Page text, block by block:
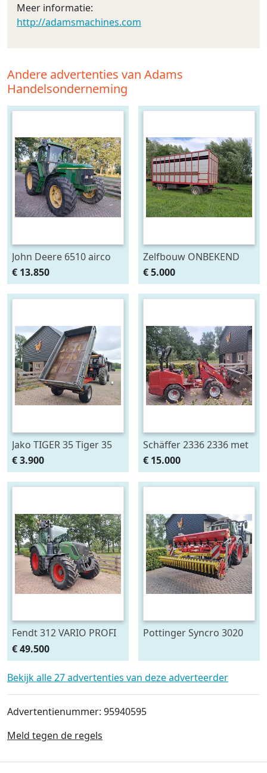
Meer informatie:
http://adamsmachines.com
Andere advertenties van Adams
Handelsonderneming
John Deere 6510 airco
(bj 1999)
€ 13.850
Zelfbouw ONBEKEND
Veewagen/aanhanger/
(bj 1991)
€ 5.000
Jako TIGER 35 Tiger 35
kipper/bakkenwagen (bj
2005)
€ 3.900
Schäffer 2336 2336 met
bak en mestklem (bj
2009)
€ 15.000
Fendt 312 VARIO PROFI
FENDT 349 (bj 2017)
€ 49.500
Pottinger Syncro 3020
(bj 2016)
Bekijk alle 27 advertenties van deze adverteerder
Advertentienummer: 95940595
Meld tegen de regels